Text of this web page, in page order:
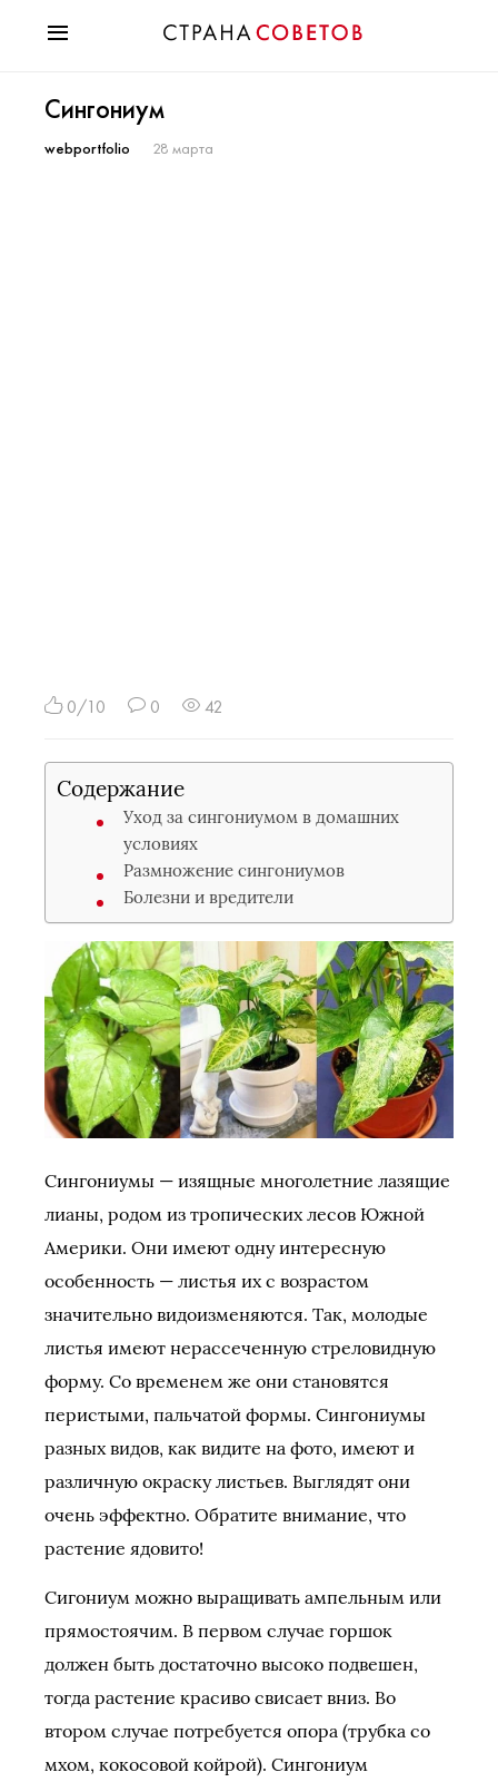
Мода
Звезды
Сингониум
webportfolio 28 марта
0/10 0 42
Содержание
Уход за сингониумом в домашних
условиях
Размножение сингониумов
Болезни и вредители
Сингониумы — изящные многолетние лазящие
лианы, родом из тропических лесов Южной
Америки. Они имеют одну интересную
особенность — листья их с возрастом
значительно видоизменяются. Так, молодые
листья имеют нерассеченную стреловидную
форму. Со временем же они становятся
перистыми, пальчатой формы. Сингониумы
разных видов, как видите на фото, имеют и
различную окраску листьев. Выглядят они
очень эффектно. Обратите внимание, что
растение ядовито!
Сигониум можно выращивать ампельным или
прямостоячим. В первом случае горшок
должен быть достаточно высоко подвешен,
тогда растение красиво свисает вниз. Во
втором случае потребуется опора (трубка со
мхом, кокосовой койрой). Сингониум